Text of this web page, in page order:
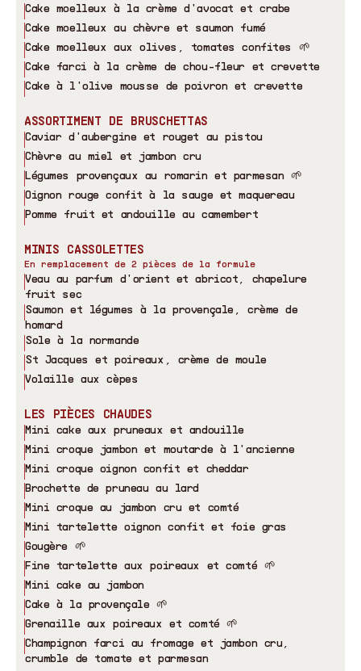
Cake moelleux à la crème d'avocat et crabe
Cake moelleux au chèvre et saumon fumé
Cake moelleux aux olives, tomates confites 🌱
Cake farci à la crème de chou-fleur et crevette
Cake à l 'olive mousse de poivron et crevette
ASSORTIMENT DE BRUSCHETTAS
Caviar d'aubergine et rouget au pistou
Chèvre au miel et jambon cru
Légumes provençaux au romarin et parmesan 🌱
Oignon rouge confit à la sauge et maquereau
Pomme fruit et andouille au camembert
MINIS CASSOLETTES
En remplacement de 2 pièces de la formule
Veau au parfum d'orient et abricot, chapelure
fruit sec
Saumon et légumes à la provençale, crème de
homard
Sole à la normande
St Jacques et poireaux, crème de moule
Volaille aux cèpes
LES PIÈCES CHAUDES
Mini cake aux pruneaux et andouille
Mini croque jambon et moutarde à l'ancienne
Mini croque oignon confit et cheddar
Brochette de pruneau au lard
Mini croque au jambon cru et comté
Mini tartelette oignon confit et foie gras
Gougère 🌱
Fine tartelette aux poireaux et comté 🌱
Mini cake au jambon
Cake à la provençale 🌱
Grenaille aux poireaux et comté 🌱
Champignon farci au fromage et jambon cru,
crumble de tomate et parmesan